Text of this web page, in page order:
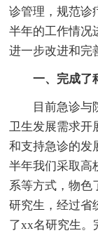
诊管理，规范诊
半年的工作情况
进一步改进和完
一、完成了
目前急诊与
卫生发展需求开
和支持急诊的发
半年我们采取高
系等方式，物色
研究生，经过省
了xx名研究生。